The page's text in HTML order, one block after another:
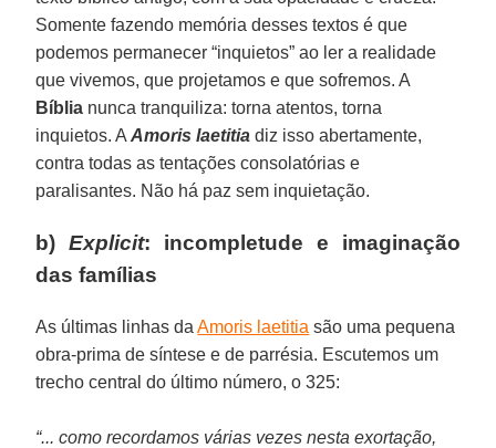
Somente fazendo memória desses textos é que
podemos permanecer “inquietos” ao ler a realidade
que vivemos, que projetamos e que sofremos. A
Bíblia nunca tranquiliza: torna atentos, torna
inquietos. AAmoris laetitia diz isso abertamente,
contra todas as tentações consolatórias e
paralisantes. Não há paz sem inquietação.
b)Explicit: incompletude e imaginação
das famílias
As últimas linhas daAmoris laetitia são uma pequena
obra-prima de síntese e de parrésia. Escutemos um
trecho central do último número, o 325:
“... como recordamos várias vezes nesta exortação,